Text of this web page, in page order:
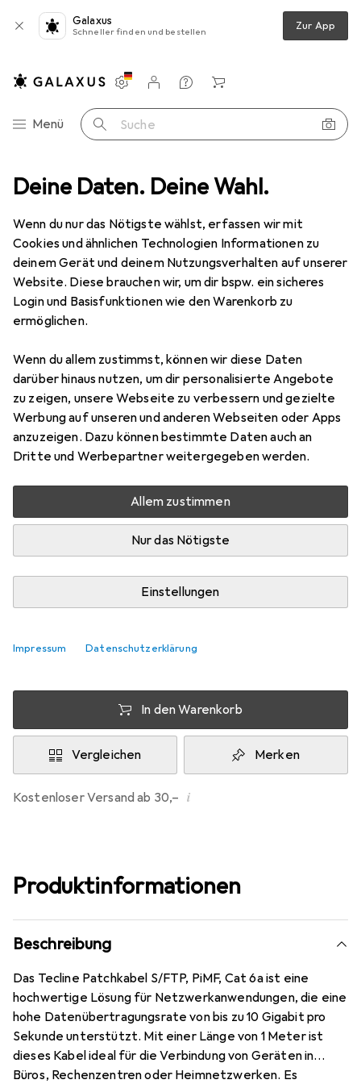
Deine Daten. Deine Wahl.
Wenn du nur das Nötigste wählst, erfassen wir mit
Cookies und ähnlichen Technologien Informationen zu
deinem Gerät und deinem Nutzungsverhalten auf unserer
Website. Diese brauchen wir, um dir bspw. ein sicheres
Login und Basisfunktionen wie den Warenkorb zu
ermöglichen.
Wenn du allem zustimmst, können wir diese Daten
darüber hinaus nutzen, um dir personalisierte Angebote
zu zeigen, unsere Webseite zu verbessern und gezielte
Werbung auf unseren und anderen Webseiten oder Apps
anzuzeigen. Dazu können bestimmte Daten auch an
Dritte und Werbepartner weitergegeben werden.
Allem zustimmen
Nur das Nötigste
Einstellungen
Impressum Datenschutzerklärung
Galaxus
Schneller finden und bestellen Zur App
Navigation nach Kategorien
Menü Suche
Einstellungen
Kundenkonto
Vergleichslisten
Merklisten
Warenkorb
blau, 1,0 m Für 10 Gigabit/s, halogenfrei, mit Leoni-Kabel und Hiros
TeclinePatchkabel S/FTP, PiMF, Cat
6a, blau, 1,0 m Für 10 Gigabit/s,
halogenfrei, mit Leoni-Kabel und Hiros
PiMF, S/FTP, CAT6a, 1 m
Preis in EUR inkl. MwSt.
EUR
15,03 EUR
15,03/1m
Schneller lieferbar
EUR
18,21
Zwischen Sa, 15.8. und Fr, 21.8. geliefert
Mehr als 10 Stück an Lager beim Lieferanten
In den Warenkorb
Vergleichen Merken
Kostenloser Versand ab 30,– i
Produktinformationen
Beschreibung
Das Tecline Patchkabel S/FTP, PiMF, Cat 6a ist eine
hochwertige Lösung für Netzwerkanwendungen, die eine
hohe Datenübertragungsrate von bis zu 10 Gigabit pro
Sekunde unterstützt. Mit einer Länge von 1 Meter ist
dieses Kabel ideal für die Verbindung von Geräten in
Büros, Rechenzentren oder Heimnetzwerken. Es